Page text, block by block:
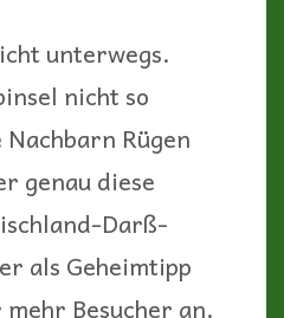
unterwegs.
nicht so
Rügen
genau diese
Darß-
als Geheimtipp
Besucher an.